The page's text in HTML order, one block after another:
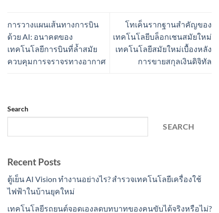
การวางแผนเส้นทางการบิน
ด้วย AI: อนาคตของ
เทคโนโลยีการบินที่ล้ำสมัย
ควบคุมการจราจรทางอากาศ
โทเค็นรากฐานสำคัญของ
เทคโนโลยีบล็อกเชนสมัยใหม่
เทคโนโลยีสมัยใหม่เบื้องหลัง
การขายสกุลเงินดิจิทัล
Search
SEARCH
Recent Posts
ตู้เย็น AI Vision ทำงานอย่างไร? สำรวจเทคโนโลยีเครื่องใช้
ไฟฟ้าในบ้านยุคใหม่
เทคโนโลยีรถยนต์จอดเองลดบทบาทของคนขับได้จริงหรือไม่?